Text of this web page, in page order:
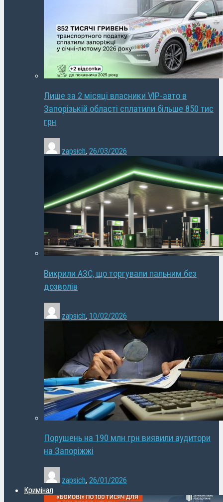
Лише за 2 місяці власники VIP-авто в
Запорізькій області сплатили більше 850 тис
грн
zapsich, 26/03/2026
Викрили АЗС, що торгували пальним без
дозволів
zapsich, 10/02/2026
Порушень на 190 млн грн виявили аудитори
на Запоріжжі
zapsich, 26/01/2026
Кримінал